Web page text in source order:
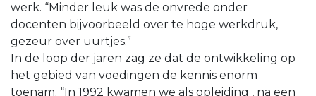
werk. “Minder leuk was de onvrede onder
docenten bijvoorbeeld over te hoge werkdruk,
gezeur over uurtjes.”
In de loop der jaren zag ze dat de ontwikkeling op
het gebied van voedingen de kennis enorm
toenam. “In 1992 kwamen we als opleiding , na een